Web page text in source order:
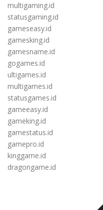
multigaming.id
statusgaming.id
gameseasy.id
gamesking.id
gamesname.id
gogames.id
ultigames.id
multigames.id
statusgames.id
gameeasy.id
gameking.id
gamestatus.id
gamepro.id
kinggame.id
dragongame.id